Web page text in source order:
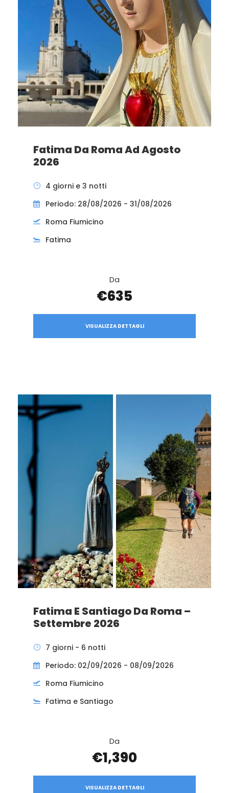
Fatima Da Roma Ad Agosto
2026
4 giorni e 3 notti
Periodo: 28/08/2026 - 31/08/2026
Roma Fiumicino
Fatima
Da
€635
VISUALIZZA DETTAGLI
Fatima E Santiago Da Roma –
Settembre 2026
7 giorni - 6 notti
Periodo: 02/09/2026 - 08/09/2026
Roma Fiumicino
Fatima e Santiago
Da
€1,390
VISUALIZZA DETTAGLI